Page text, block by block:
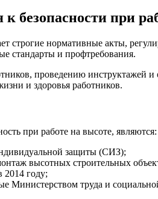
безопасности при
строгие нормативные акты,
стандарты и профтребования.
проведению
и здоровья работников.
при работе на высоте, являются:
защиты (СИЗ);
высотных строительных
2014 году;
Министерством труда и